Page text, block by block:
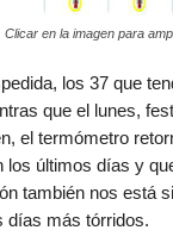
Clicar en la imagen para
los 37 que
que el lunes,
el termómetro
los últimos días y
también nos está
días más tórridos.